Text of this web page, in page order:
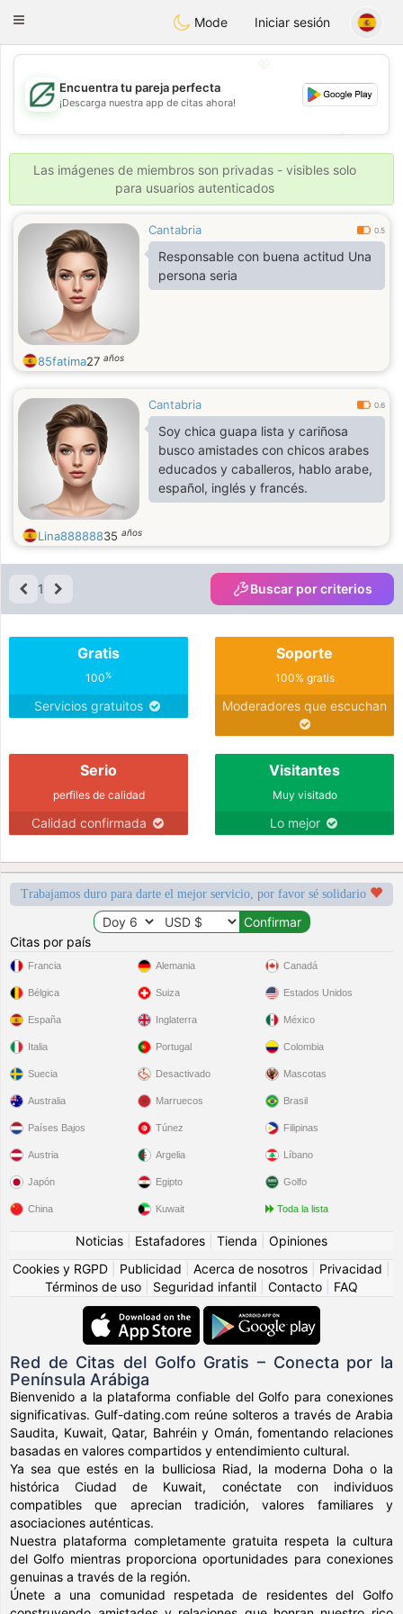
GulfDating
Toggle
Mode Iniciar sesión
💖
💕
💕
Encuentra tu pareja perfecta
¡Descarga nuestra app de citas ahora!
Las imágenes de miembros son privadas - visibles solo
para usuarios autenticados
Cantabria 0.5
Responsable con buena actitud Una
persona seria
85fatima27 años
Cantabria 0.6
Soy chica guapa lista y cariñosa
busco amistades con chicos arabes
educados y caballeros, hablo arabe,
español, inglés y francés.
Lina88888835 años
1 Buscar por criterios
Gratis
100%
Servicios gratuitos
Soporte
100% gratis
Moderadores que escuchan
Serio
perfiles de calidad
Calidad confirmada
Visitantes
Muy visitado
Lo mejor
Trabajamos duro para darte el mejor servicio, por favor sé solidario
Citas por país
Francia
Bélgica
España
Italia
Suecia
Alemania
Suiza
Inglaterra
Portugal
Desactivado
Canadá
Estados Unidos
México
Colombia
Mascotas
Australia
Países Bajos
Austria
Japón
China
Marruecos
Túnez
Argelia
Egipto
Kuwait
Brasil
Filipinas
Líbano
Golfo
Toda la lista
Noticias Estafadores Tienda
Opiniones
Cookies y RGPD
Publicidad Acerca de nosotros Privacidad
Términos de uso
Seguridad infantil Contacto FAQ
Red de Citas del Golfo Gratis – Conecta por la
Península Arábiga
Bienvenido a la plataforma confiable del Golfo para conexiones
significativas. Gulf-dating.com reúne solteros a través de Arabia
Saudita, Kuwait, Qatar, Bahréin y Omán, fomentando relaciones
basadas en valores compartidos y entendimiento cultural.
Ya sea que estés en la bulliciosa Riad, la moderna Doha o la
histórica Ciudad de Kuwait, conéctate con individuos
compatibles que aprecian tradición, valores familiares y
asociaciones auténticas.
Nuestra plataforma completamente gratuita respeta la cultura
del Golfo mientras proporciona oportunidades para conexiones
genuinas a través de la región.
Únete a una comunidad respetada de residentes del Golfo